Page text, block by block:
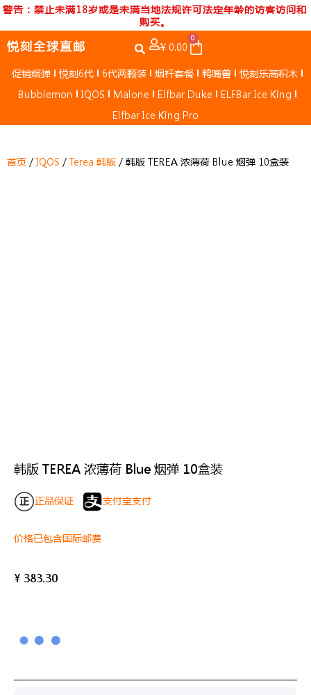
跳
内
警告：禁止未满18岁或是未满当地法规许可法定年龄的访客访问和
购买。
悦刻全球直邮 ¥ 0.00
0
促销烟弹 悦刻6代 6代两颗装 烟杆套餐 鸭嘴兽 悦刻乐高积木
Bubblemon
IQOS Malone Elfbar Duke
ELFBar Ice King
Elfbar Ice King Pro
首页 / IQOS / Terea 韩版 / 韩版 TEREA 浓薄荷 Blue 烟弹 10盒装
韩版 TEREA 浓薄荷 Blue 烟弹 10盒装
正品保证 支付宝支付
价格已包含国际邮费
¥ 383.30